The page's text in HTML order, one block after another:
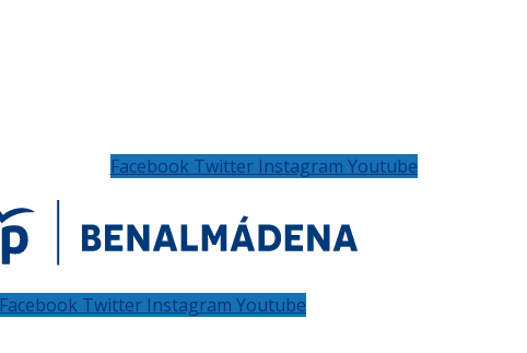
Facebook Twitter Instagram Youtube
Facebook Twitter Instagram Youtube